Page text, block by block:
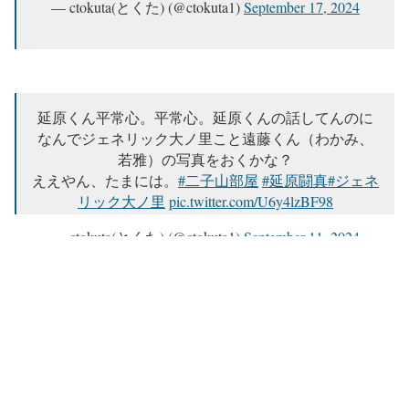
— ctokuta(とくた) (@ctokuta1)September 17, 2024
延原くん平常心。平常心。延原くんの話してんのに
なんでジェネリック大ノ里こと遠藤くん（わかみ、
若雅）の写真をおくかな？
ええやん、たまには。 #二子山部屋 #延原闘真#ジェネ
リック大ノ里 pic.twitter.com/U6y4lzBF98
— ctokuta(とくた) (@ctokuta1) September 11, 2024